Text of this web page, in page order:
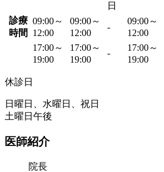
日
診療
時間
09:00～
12:00
09:00～
12:00
-
09:00～
12:00
17:00～
19:00
17:00～
19:00
-
17:00～
19:00
休診日
日曜日、水曜日、祝日
土曜日午後
医師紹介
院長